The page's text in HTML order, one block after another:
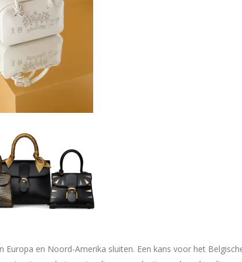
Europa en Noord-Amerika sluiten. Een kans voor het